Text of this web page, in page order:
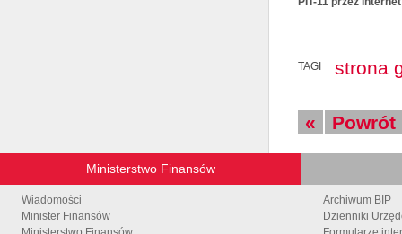
TAGI strona
« Powrót
Ministerstwo Finansów
Wiadomości
Minister Finansów
Archiwum BIP
Dzienniki